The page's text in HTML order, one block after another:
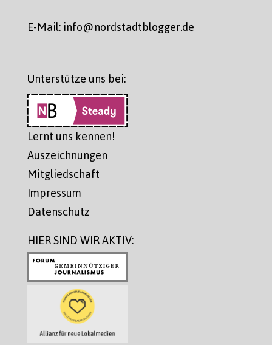
E-Mail: info@nordstadtblogger.de
Unterstütze uns bei:
Lernt uns kennen!
Auszeichnungen
Mitgliedschaft
Impressum
Datenschutz
HIER SIND WIR AKTIV: